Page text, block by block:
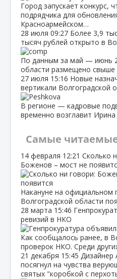
Город запускает конкурс,
подрядчика для
Красноармейском…
28 июля 09:27 Более 3,9
тысяч рублей открыто в
По данным за май — июнь
области размещено свыше
27 июля 15:16 Новые
вертикали Волгоградской
В регионе — кадровые
временно возглавит
Самые
14 февраля 12:21 Сколько
Боженов – мост не
Накануне на официальном
Волгоградской области
28 марта 15:46
ревизий в НКО
Как сообщалось ранее, в
проверок НКО. Среди
21 декабря 15:45 Дизайнер
посягнул на чувства
святых "коробкой с